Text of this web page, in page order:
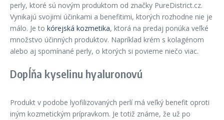
perly, ktoré sú novým produktom od značky PureDistrict.cz.
Vynikajú svojimi účinkami a benefitimi, ktorých rozhodne nie je
málo. Je to kórejská kozmetika, ktorá na predaj ponúka veľké
množstvo účinných produktov. Napríklad krém s kolagénom
alebo aj spomínané perly, o ktorých si povieme niečo viac.
Dopĺňa kyselinu hyaluronovú
Produkt v podobe lyofilizovaných perlí má veľký benefit oproti
iným kozmetickým prípravkom. Je totiž známe, že už po